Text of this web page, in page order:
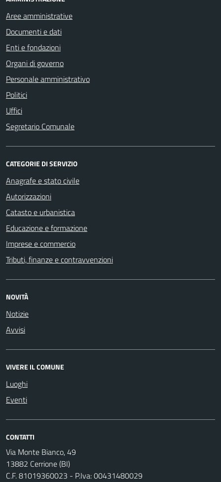
Aree amministrative
Documenti e dati
Enti e fondazioni
Organi di governo
Personale amministrativo
Politici
Uffici
Segretario Comunale
CATEGORIE DI SERVIZIO
Anagrafe e stato civile
Autorizzazioni
Catasto e urbanistica
Educazione e formazione
Imprese e commercio
Tributi, finanze e contravvenzioni
NOVITÀ
Notizie
Avvisi
VIVERE IL COMUNE
Luoghi
Eventi
CONTATTI
Via Monte Bianco, 49
13882 Cerrione (BI)
C.F. 81019360023 - P.Iva: 00431480029